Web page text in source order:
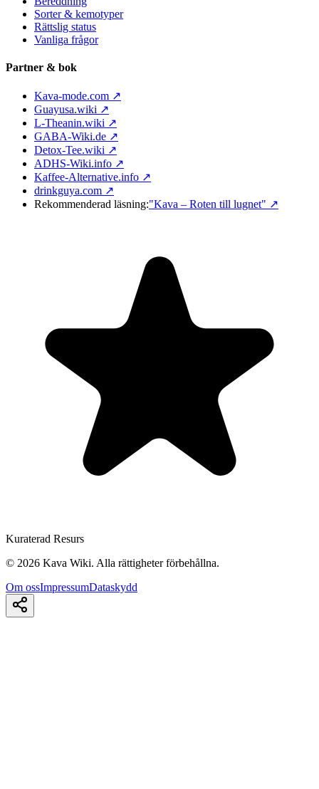
Sorter & kemotyper
Rättslig status
Vanliga frågor
Partner & bok
Kava-mode.com ↗
Guayusa.wiki ↗
L-Theanin.wiki ↗
GABA-Wiki.de ↗
Detox-Tee.wiki ↗
ADHS-Wiki.info ↗
Kaffee-Alternative.info ↗
drinkguya.com ↗
Rekommenderad läsning:"Kava – Roten till lugnet" ↗
Kuraterad Resurs
© 2026 Kava Wiki. Alla rättigheter förbehållna.
Om ossImpressumDataskydd